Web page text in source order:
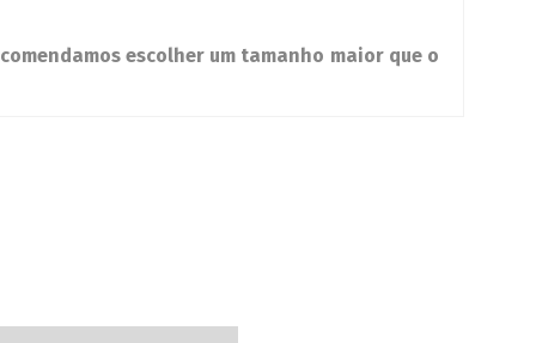
escolher um tamanho maior que o